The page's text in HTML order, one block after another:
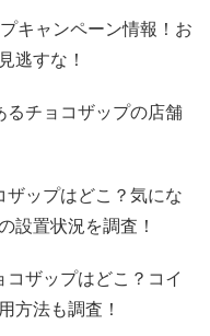
キャンペーン情報！お
逃すな！
るチョコザップの店舗
ザップはどこ？気にな
設置状況を調査！
コザップはどこ？コイ
方法も調査！